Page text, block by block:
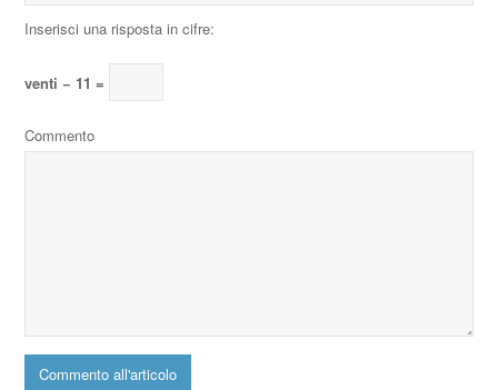
Inserisci una risposta in cifre:
venti − 11 =
Commento